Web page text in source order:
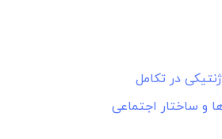
و ساختار اجتماعی